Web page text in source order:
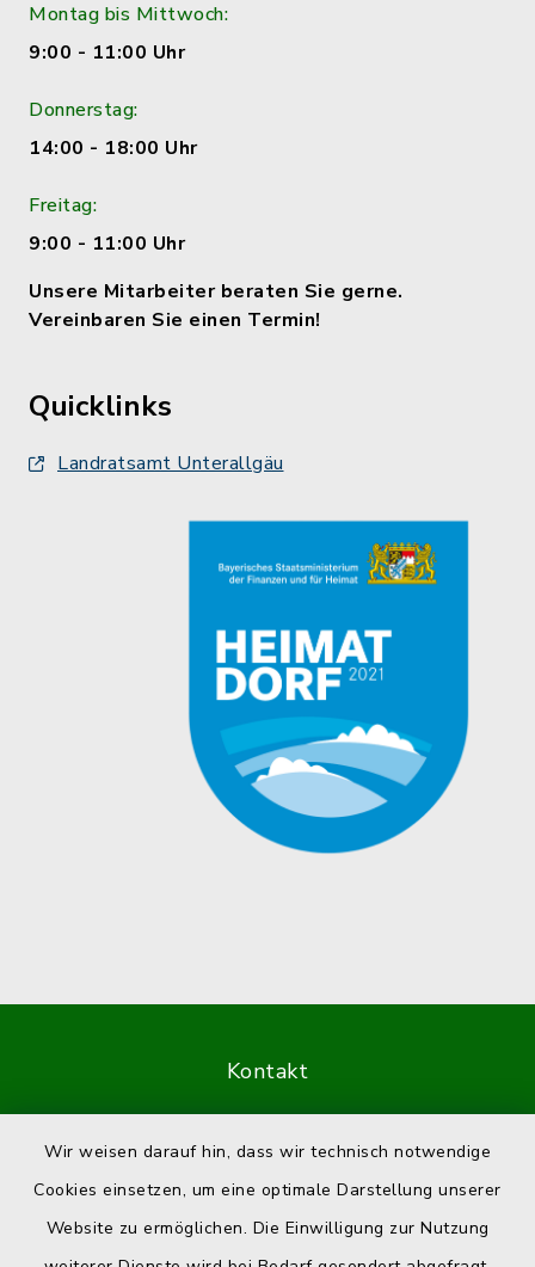
Wir weisen darauf hin, dass wir technisch notwendige
Cookies einsetzen, um eine optimale Darstellung unserer
Website zu ermöglichen. Die Einwilligung zur Nutzung
Montag bis Mittwoch:
9:00 - 11:00 Uhr
Donnerstag:
14:00 - 18:00 Uhr
Freitag:
9:00 - 11:00 Uhr
Unsere Mitarbeiter beraten Sie gerne.
Vereinbaren Sie einen Termin!
Quicklinks
Landratsamt Unterallgäu
Kontakt
Datenschutz
Impressum